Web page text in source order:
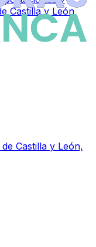
Castilla y León
Castilla y León,